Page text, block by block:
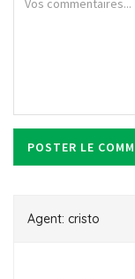
Agent: cristo